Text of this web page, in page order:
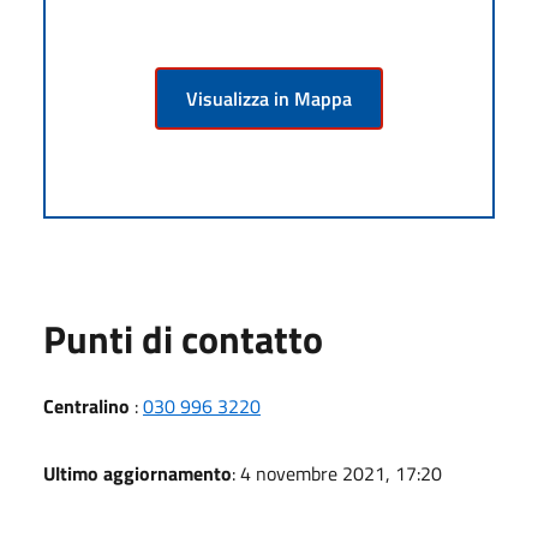
Visualizza in Mappa
Punti di contatto
Centralino :030 996 3220
Ultimo aggiornamento: 4 novembre 2021, 17:20